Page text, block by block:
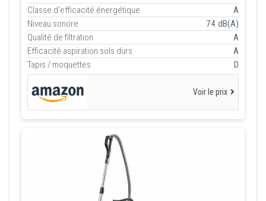
Classe d'efficacité énergétique
A
Niveau sonore
74 dB(A)
Qualité de filtration
A
Efficacité aspiration sols durs
A
Tapis / moquettes
D
Voir le prix